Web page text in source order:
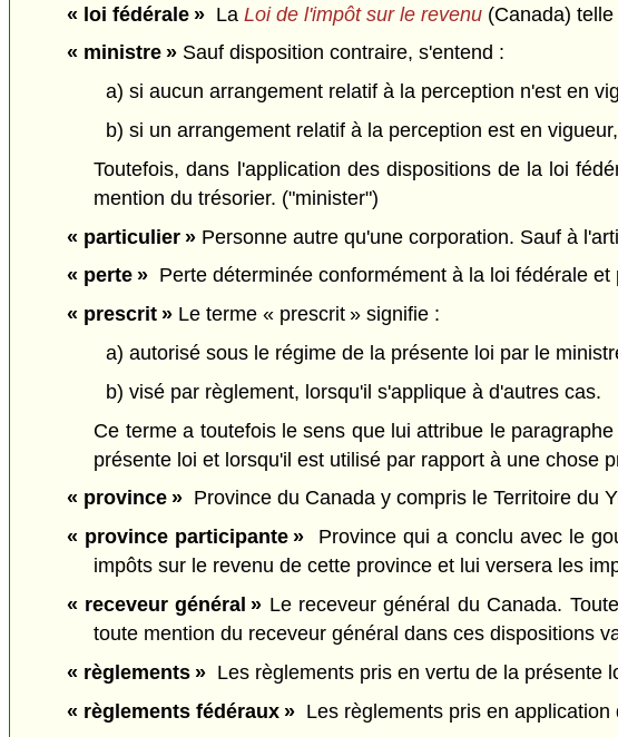
« loi fédérale »La Loi de l'impôt sur le revenu(Canada) telle
« ministre »Sauf disposition contraire, s'entend :
a) si aucun arrangement relatif à la perception n'est en
b) si un arrangement relatif à la perception est en
Toutefois, dans l'application des dispositions de la loi
mention du trésorier. ("minister")
« particulier »Personne autre qu'une corporation. Sauf à
« perte »Perte déterminée conformément à la loi fédérale et
« prescrit » Le terme « prescrit » signifie :
a) autorisé sous le régime de la présente loi par le
b) visé par règlement, lorsqu'il s'applique à d'autres cas.
Ce terme a toutefois le sens que lui attribue le
présente loi et lorsqu'il est utilisé par rapport à une chose
« province »Province du Canada y compris le Territoire du
« province participante » Province qui a conclu avec le
impôts sur le revenu de cette province et lui versera les
« receveur général » Le receveur général du Canada.
toute mention du receveur général dans ces dispositions
« règlements »Les règlements pris en vertu de la présente
« règlements fédéraux »Les règlements pris en application